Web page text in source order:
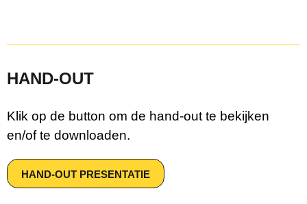
HAND-OUT
Klik op de button om de hand-out te bekijken
en/of te downloaden.
HAND-OUT PRESENTATIE